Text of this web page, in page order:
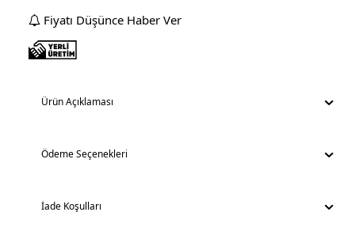
Fiyatı Düşünce Haber Ver
Ürün Açıklaması
Ödeme Seçenekleri
İade Koşulları